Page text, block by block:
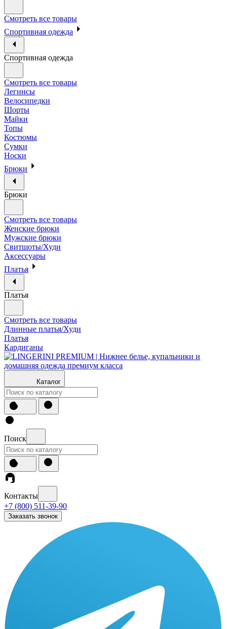
Смотреть все товары
Спортивная одежда
Спортивная одежда
Смотреть все товары
Легинсы
Велосипедки
Шорты
Майки
Топы
Костюмы
Сумки
Носки
Брюки
Брюки
Смотреть все товары
Женские брюки
Мужские брюки
Свитшоты/Худи
Аксессуары
Платья
Платья
Смотреть все товары
Длинные платья/Худи
Платья
Кардиганы
Каталог
Поиск
Контакты
+7 (800) 511-39-90
Заказать звонок